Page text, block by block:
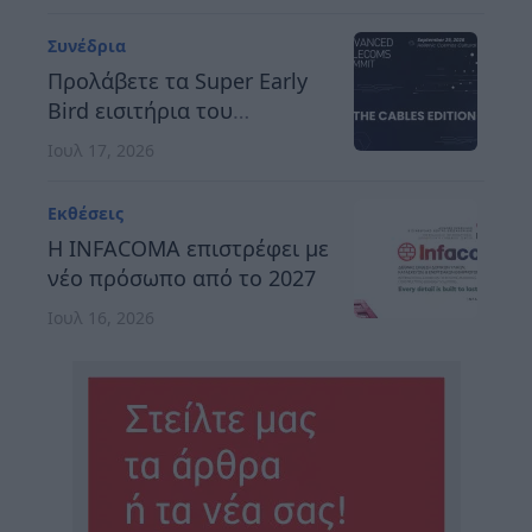
Ελλάδος
Συνέδρια
Προλάβετε τα Super Early
Bird εισιτήρια του
Advanced Telecoms
Ιουλ 17, 2026
Εκθέσεις
Η INFACOMA επιστρέφει με
νέο πρόσωπο από το 2027
Ιουλ 16, 2026
Συνέδρια
12th MedTech Conference:
Δύο χρόνια «στην
αναμονή» η ιατρική
καινοτομία λόγω ΕΟΠΥΥ
Ιουλ 15, 2026